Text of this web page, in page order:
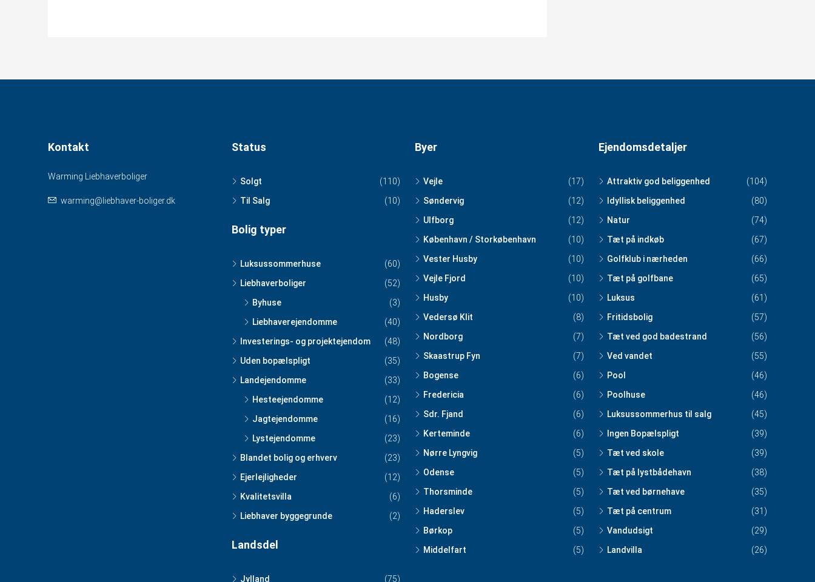
Kontakt
Warming Liebhaverboliger
warming@liebhaver-boliger.dk
Status
Solgt
(110)
Til Salg
(10)
Bolig typer
Luksussommerhuse
(60)
Liebhaverboliger
(52)
Byhuse
(3)
Liebhaverejendomme
(40)
Investerings- og projektejendom
(48)
Uden bopælspligt
(35)
Landejendomme
(33)
Hesteejendomme
(12)
Jagtejendomme
(16)
Lystejendomme
(23)
Blandet bolig og erhverv
(23)
Ejerlejligheder
(12)
Kvalitetsvilla
(6)
Liebhaver byggegrunde
(2)
Landsdel
Jylland
(75)
Byer
Vejle
(17)
Søndervig
(12)
Ulfborg
(12)
København / Storkøbenhavn
(10)
Vester Husby
(10)
Vejle Fjord
(10)
Husby
(10)
Vedersø Klit
(8)
Nordborg
(7)
Skaastrup Fyn
(7)
Bogense
(6)
Fredericia
(6)
Sdr. Fjand
(6)
Kerteminde
(6)
Nørre Lyngvig
(5)
Odense
(5)
Thorsminde
(5)
Haderslev
(5)
Børkop
(5)
Middelfart
(5)
Ejendomsdetaljer
Attraktiv god beliggenhed
(104)
Idyllisk beliggenhed
(80)
Natur
(74)
Tæt på indkøb
(67)
Golfklub i nærheden
(66)
Tæt på golfbane
(65)
Luksus
(61)
Fritidsbolig
(57)
Tæt ved god badestrand
(56)
Ved vandet
(55)
Pool
(46)
Poolhuse
(46)
Luksussommerhus til salg
(45)
Ingen Bopælspligt
(39)
Tæt ved skole
(39)
Tæt på lystbådehavn
(38)
Tæt ved børnehave
(35)
Tæt på centrum
(31)
Vandudsigt
(29)
Landvilla
(26)